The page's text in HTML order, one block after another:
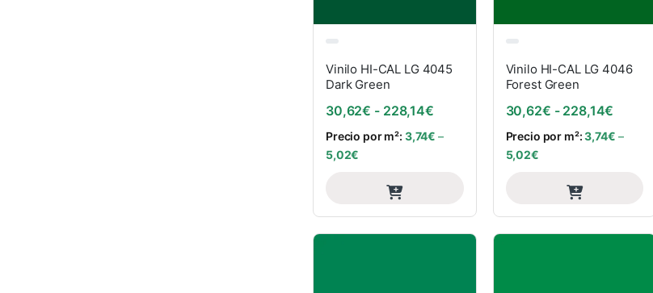
Vinilo HI-CAL LG 4045
Dark Green
30,62€ - 228,14€Rango de precios: desde 30,62€
Precio por m²: 3,74€ –
5,02€
Vinilo HI-CAL LG 4046
Forest Green
30,62€ - 228,14€
Precio por m²:3,74€ –
5,02€